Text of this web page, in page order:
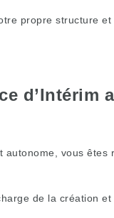
propre structure
d’Intérim
vous
de la création